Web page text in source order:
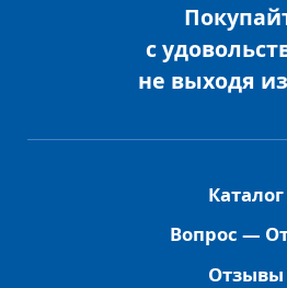
с
не выходя
Каталог
Вопрос —
Отзывы